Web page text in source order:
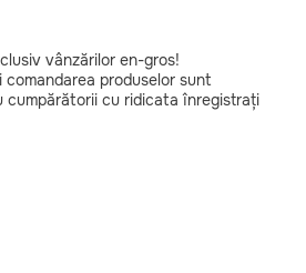
vânzărilor en-gros!
comandarea produselor sunt
cumpărătorii cu ridicata înregistrați